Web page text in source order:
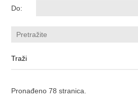
Do:
Pronađeno 78 stranica.